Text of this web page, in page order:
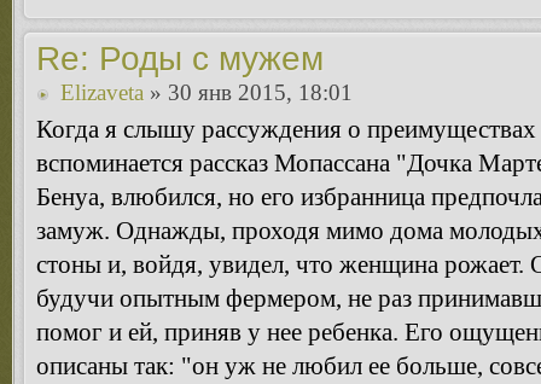
Re: Роды с мужем
Elizaveta » 30 янв 2015, 18:01
Когда я слышу рассуждения о
вспоминается рассказ Мопассана "Дочка
Бенуа, влюбился, но его избранница
замуж. Однажды, проходя мимо дома
стоны и, войдя, увидел, что женщина
будучи опытным фермером, не раз
помог и ей, приняв у нее ребенка. Его
описаны так: "он уж не любил ее больше,